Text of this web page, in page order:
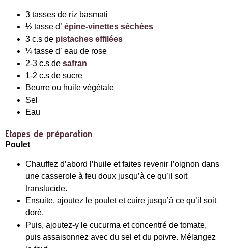
3 tasses de riz basmati
½ tasse d’ épine-vinettes séchées
3 c.s de pistaches effilées
¼ tasse d’ eau de rose
2-3 c.s de safran
1-2 c.s de sucre
Beurre ou huile végétale
Sel
Eau
Etapes de préparation
Poulet
Chauffez d’abord l’huile et faites revenir l’oignon dans
une casserole à feu doux jusqu’à ce qu’il soit
translucide.
Ensuite, ajoutez le poulet et cuire jusqu’à ce qu’il soit
doré.
Puis, ajoutez-y le cucurma et concentré de tomate,
puis assaisonnez avec du sel et du poivre. Mélangez